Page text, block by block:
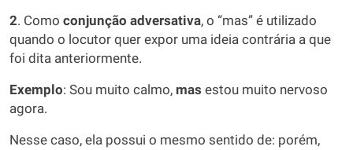
2. Como conjunção adversativa, o “mas” é utilizado
quando o locutor quer expor uma ideia contrária a que
foi dita anteriormente.
Exemplo: Sou muito calmo, mas estou muito nervoso
agora.
Nesse caso, ela possui o mesmo sentido de: porém,